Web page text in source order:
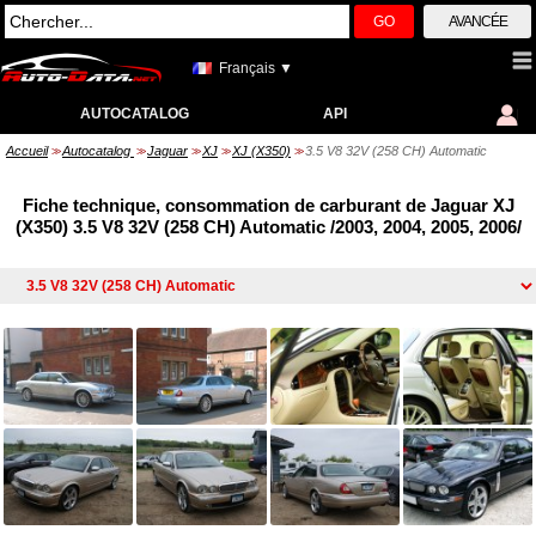
GO AVANCÉE
Français ▼
AUTOCATALOG API
Accueil >> Autocatalog >> Jaguar >> XJ >> XJ (X350) >> 3.5 V8 32V (258 CH) Automatic
Fiche technique, consommation de carburant de Jaguar XJ
(X350) 3.5 V8 32V (258 CH) Automatic /2003, 2004, 2005, 2006/